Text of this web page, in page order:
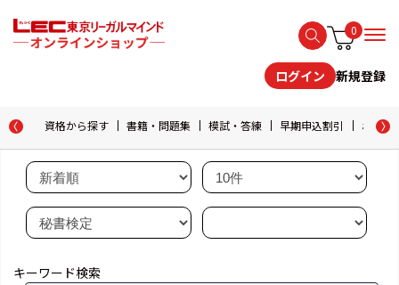
0
ログイン 新規登録
資格から探す 書籍・問題集 模試・答練 早期申込割引 おため
キーワード検索